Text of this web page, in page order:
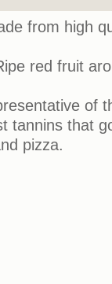
from high
red fruit
of
tannins that
pizza.